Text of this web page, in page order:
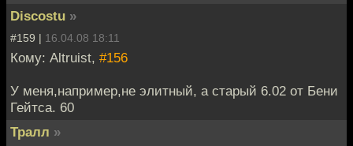
Discostu »
#159 | 16.04.08 18:11
Кому: Altruist, #156
У меня,например,не элитный, а старый 6.02 от Бени
Гейтса. 60
Тралл »